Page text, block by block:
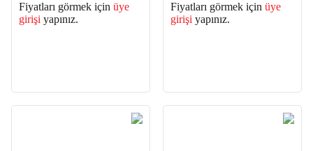
Fiyatları görmek için üye
girişi yapınız.
Fiyatları görmek için üye
girişi yapınız.